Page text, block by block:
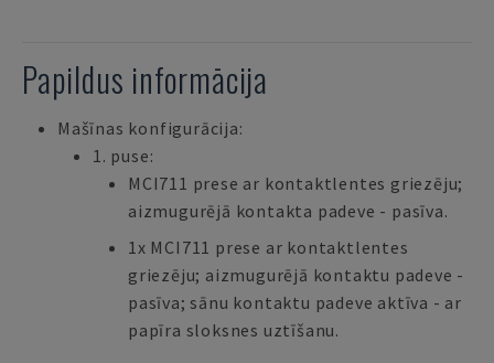
Papildus informācija
Mašīnas konfigurācija:
1. puse:
MCI711 prese ar kontaktlentes griezēju;
aizmugurējā kontakta padeve - pasīva.
1x MCI711 prese ar kontaktlentes
griezēju; aizmugurējā kontaktu padeve -
pasīva; sānu kontaktu padeve aktīva - ar
papīra sloksnes uztīšanu.